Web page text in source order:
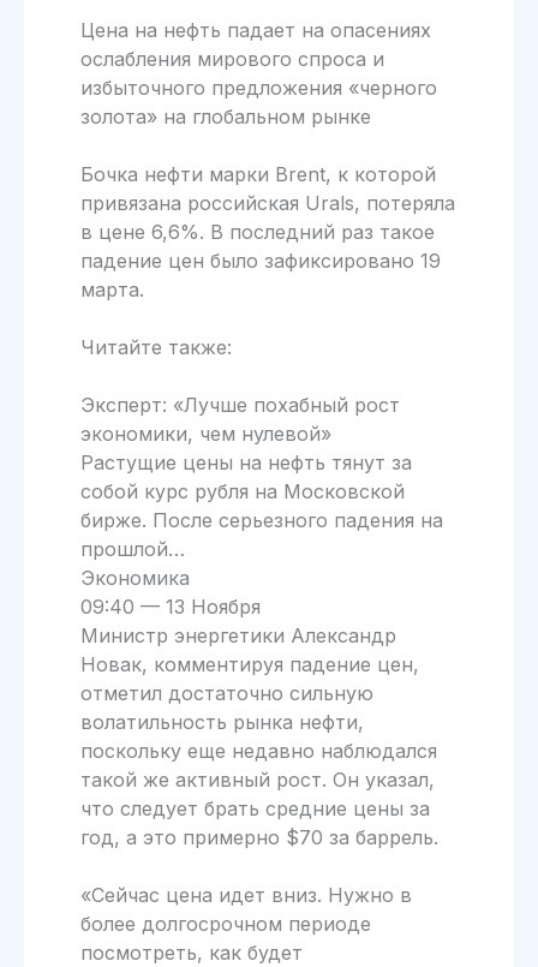
Цена на нефть падает на опасениях
ослабления мирового спроса и
избыточного предложения «черного
золота» на глобальном рынке
Бочка нефти марки Brent, к которой
привязана российская Urals, потеряла
в цене 6,6%. В последний раз такое
падение цен было зафиксировано 19
марта.
Читайте также:
Эксперт: «Лучше похабный рост
экономики, чем нулевой»
Растущие цены на нефть тянут за
собой курс рубля на Московской
бирже. После серьезного падения на
прошлой…
Экономика
09:40 — 13 Ноября
Министр энергетики Александр
Новак, комментируя падение цен,
отметил достаточно сильную
волатильность рынка нефти,
поскольку еще недавно наблюдался
такой же активный рост. Он указал,
что следует брать средние цены за
год, а это примерно $70 за баррель.
«Сейчас цена идет вниз. Нужно в
более долгосрочном периоде
посмотреть, как будет